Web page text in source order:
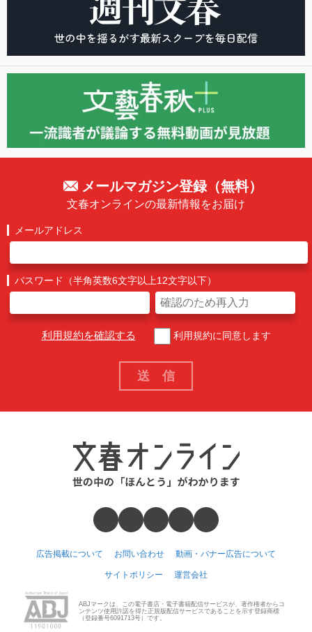
メールマガジン登録（無料）
文春オンラインの最新情報をお届け
メールアドレス
パスワード（半角英数6文字以上12文字以下）
利用規約を確認する 利用規約に同意します
広告掲載について お問い合わせ 動画・バナー広告について
サイトポリシー 運営会社
ABJマークは、この電子書店・電子書籍配信サービスが、著作権者からコ
ンテンツ使用許諾を得た正規版配信サービスであることを示す登録商標
（登録番号6091713号）です。